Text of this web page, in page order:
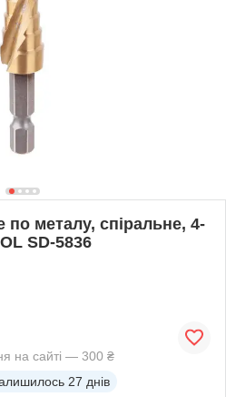
по металу, спіральне, 4-
SD-5836
на сайті — 300 ₴
27 днів